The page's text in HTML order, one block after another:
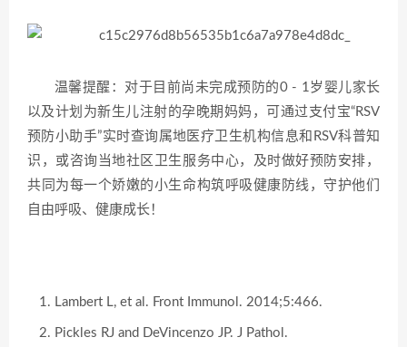
温馨提醒：对于目前尚未完成预防的0 - 1岁婴儿家长
以及计划为新生儿注射的孕晚期妈妈，可通过支付宝“RSV
预防小助手”实时查询属地医疗卫生机构信息和RSV科普知
识，或咨询当地社区卫生服务中心，及时做好预防安排，
共同为每一个娇嫩的小生命构筑呼吸健康防线，守护他们
自由呼吸、健康成长！
Lambert L, et al. Front Immunol. 2014;5:466.
Pickles RJ and DeVincenzo JP. J Pathol.